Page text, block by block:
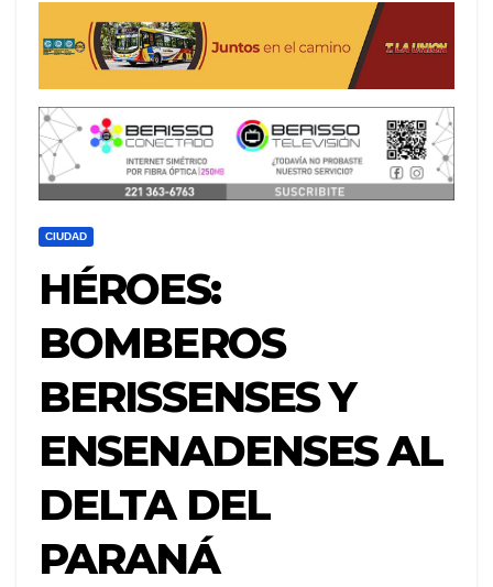
CIUDAD
HÉROES:
BOMBEROS
BERISSENSES Y
ENSENADENSES AL
DELTA DEL
PARANÁ